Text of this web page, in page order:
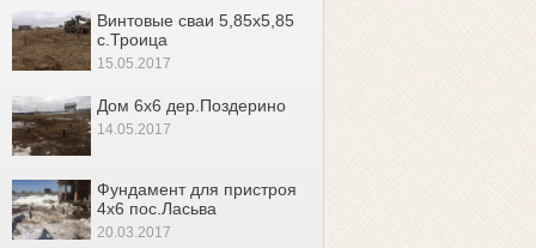
Винтовые сваи 5,85х5,85
с.Троица
15.05.2017
Дом 6х6 дер.Поздерино
14.05.2017
Фундамент для пристроя
4х6 пос.Ласьва
20.03.2017